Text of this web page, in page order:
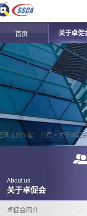
首页 关于卓促
关于卓促会
About us
卓促会简介
现在的位置： 首页 > 关于卓促